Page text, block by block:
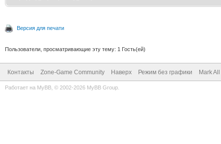
Версия для печати
Пользователи, просматривающие эту тему: 1 Гость(ей)
Контакты Zone-Game Community Наверх Режим без графики Mark
Работает на MyBB , © 2002-2026 MyBB Group